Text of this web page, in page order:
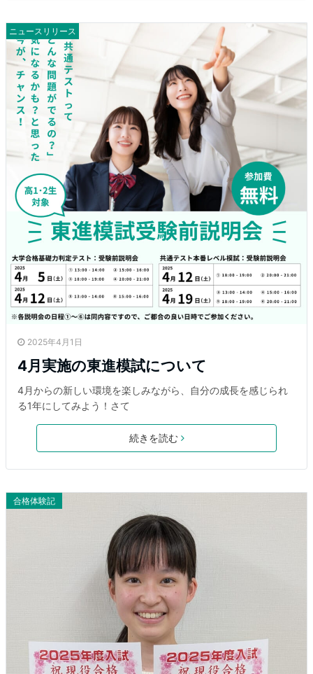
ニュースリリース
2025年4月1日
4月実施の東進模試について
4月からの新しい環境を楽しみながら、自分の成長を感じられ
る1年にしてみよう！さて
続きを読む
合格体験記